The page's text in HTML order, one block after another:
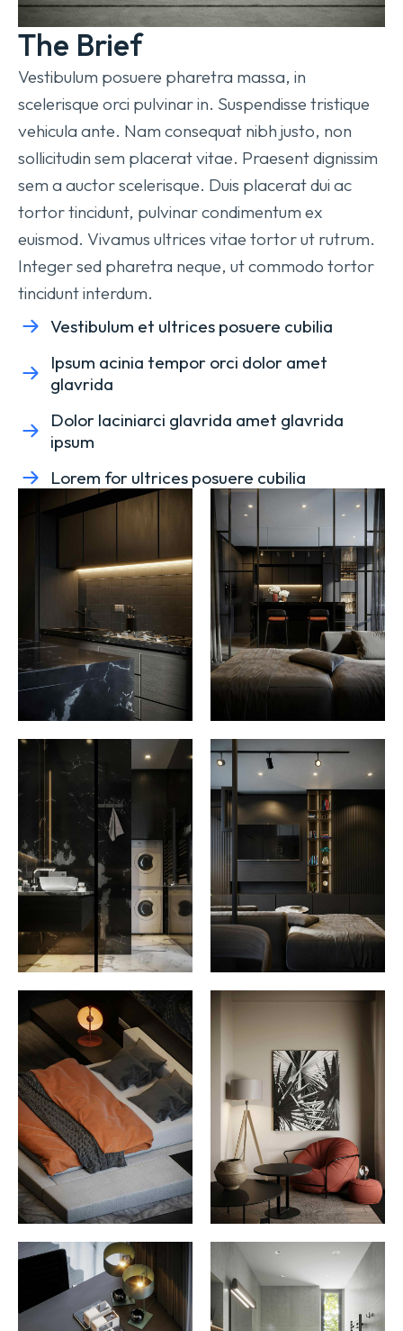
The Brief
Vestibulum posuere pharetra massa, in
scelerisque orci pulvinar in. Suspendisse tristique
vehicula ante. Nam consequat nibh justo, non
sollicitudin sem placerat vitae. Praesent dignissim
sem a auctor scelerisque. Duis placerat dui ac
tortor tincidunt, pulvinar condimentum ex
euismod. Vivamus ultrices vitae tortor ut rutrum.
Integer sed pharetra neque, ut commodo tortor
tincidunt interdum.
Vestibulum et ultrices posuere cubilia
Ipsum acinia tempor orci dolor amet
glavrida
Dolor laciniarci glavrida amet glavrida
ipsum
Lorem for ultrices posuere cubilia